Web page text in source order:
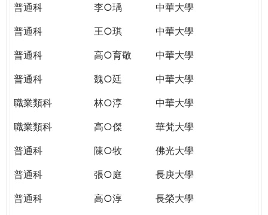
普通科
李○瑀
中華大學
普通科
王○琪
中華大學
普通科
高○育敬
中華大學
普通科
魏○廷
中華大學
職業類科
林○淳
中華大學
職業類科
高○傑
華梵大學
普通科
陳○牧
佛光大學
普通科
張○庭
長庚大學
普通科
高○淳
長榮大學